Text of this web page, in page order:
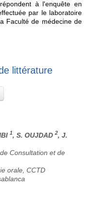
à l'enquête en
par le laboratoire
Faculté de médecine de
littérature
1, S. OUJDAD 2, J.
Consultation et de
orale, CCTD